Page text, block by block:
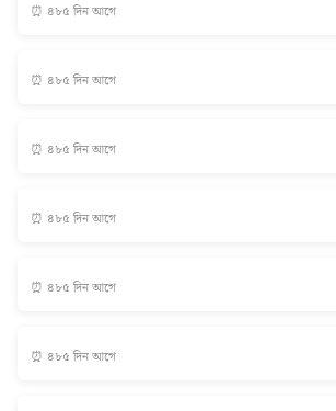
⏰ ৪৮৫ দিন আগে
⏰ ৪৮৫ দিন আগে
⏰ ৪৮৫ দিন আগে
⏰ ৪৮৫ দিন আগে
⏰ ৪৮৫ দিন আগে
⏰ ৪৮৫ দিন আগে